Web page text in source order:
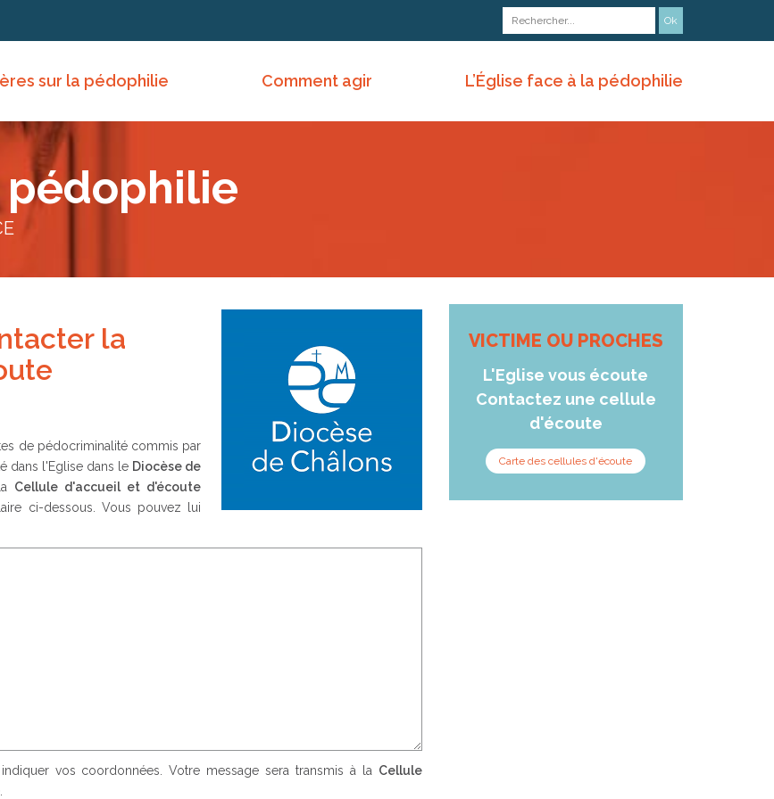
sur la pédophilie Comment agir L’Église face à la pédophilie
la
de pédocriminalité commis par
dans l'Eglise dans le Diocèse de
Cellule d'accueil et d'écoute
ci-dessous. Vous pouvez lui
vos coordonnées. Votre message sera transmis à la Cellule
VICTIME OU PROCHES
L'Eglise vous écoute
Contactez une cellule
d'écoute
Carte des cellules d'écoute